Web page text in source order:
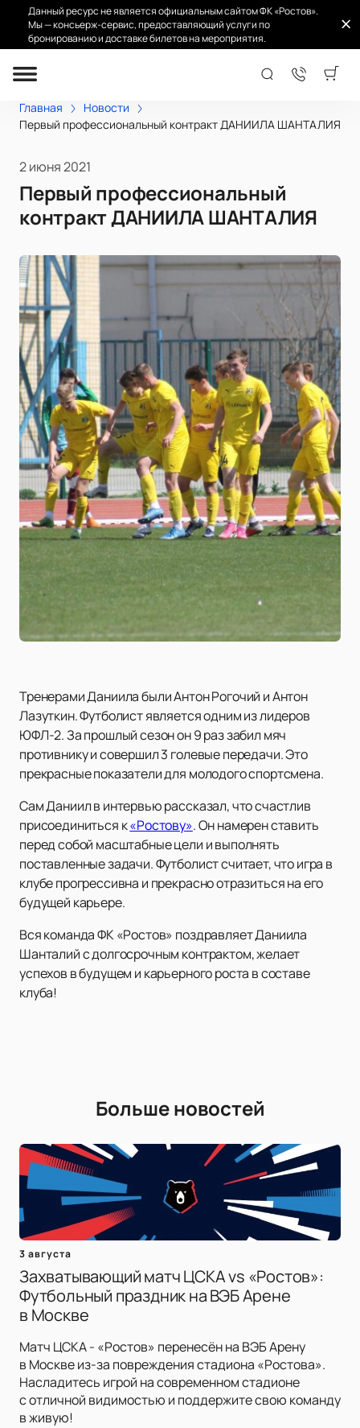
Данный ресурс не является официальным сайтом ФК «Ростов».
Мы — консьерж-сервис, предоставляющий услуги по
бронированию и доставке билетов на мероприятия.
Главная
Новости
Первый профессиональный контракт ДАНИИЛА ШАНТАЛИЯ
2 июня 2021
Первый профессиональный
контракт ДАНИИЛА ШАНТАЛИЯ
Тренерами Даниила были Антон Рогочий и Антон
Лазуткин. Футболист является одним из лидеров
ЮФЛ-2. За прошлый сезон он 9 раз забил мяч
противнику и совершил 3 голевые передачи. Это
прекрасные показатели для молодого спортсмена.
Сам Даниил в интервью рассказал, что счастлив
присоединиться к«Ростову». Он намерен ставить
перед собой масштабные цели и выполнять
поставленные задачи. Футболист считает, что игра в
клубе прогрессивна и прекрасно отразиться на его
будущей карьере.
Вся команда ФК «Ростов» поздравляет Даниила
Шанталий с долгосрочным контрактом, желает
успехов в будущем и карьерного роста в составе
клуба!
Больше новостей
3 августа
Захватывающий матч ЦСКА vs «Ростов»:
Футбольный праздник на ВЭБ Арене
в Москве
Матч ЦСКА - «Ростов» перенесён на ВЭБ Арену
в Москве из-за повреждения стадиона «Ростова».
Насладитесь игрой на современном стадионе
с отличной видимостью и поддержите свою команду
в живую!